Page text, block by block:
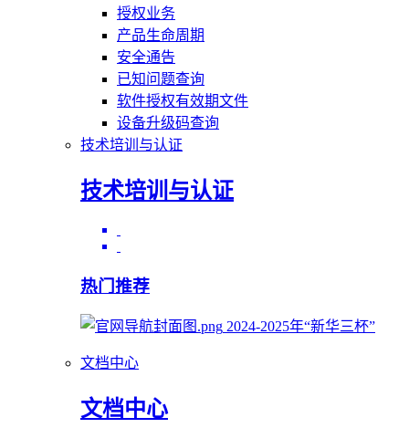
授权业务
产品生命周期
安全通告
已知问题查询
软件授权有效期文件
设备升级码查询
技术培训与认证
技术培训与认证
热门推荐
2024-2025年“新华三杯”
文档中心
文档中心